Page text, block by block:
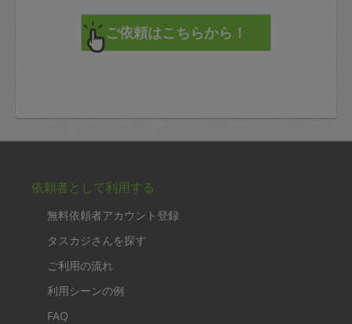
依頼者として利用する
無料依頼者アカウント登録
タスカジさんを探す
ご利用の流れ
利用シーンの例
FAQ